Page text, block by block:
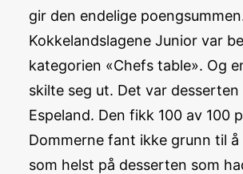
gir den endelige
Kokkelandslagene Junior var
kategorien «Chefs table». Og
skilte seg ut. Det var
Espeland. Den fikk 100 av 100
Dommerne fant ikke grunn til
som helst på desserten som